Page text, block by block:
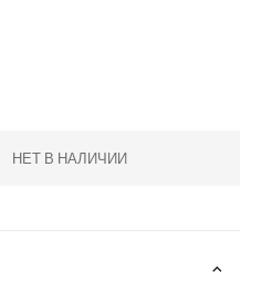
НЕТ В НАЛИЧИИ